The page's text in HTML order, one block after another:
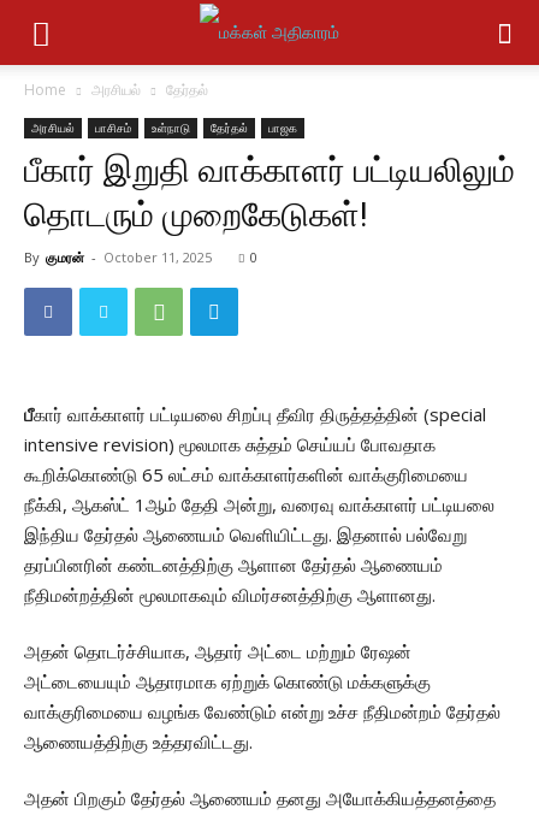
Home அரசியல் தேர்தல்
அரசியல் பாசிசம் உள்நாடு தேர்தல் பாஜக
பீகார் இறுதி வாக்காளர் பட்டியலிலும்
தொடரும் முறைகேடுகள்!
By குமரன் - October 11, 2025 0
பீகார் வாக்காளர் பட்டியலை சிறப்பு தீவிர திருத்தத்தின் (special
intensive revision) மூலமாக சுத்தம் செய்யப் போவதாக
கூறிக்கொண்டு 65 லட்சம் வாக்காளர்களின் வாக்குரிமையை
நீக்கி, ஆகஸ்ட் 1ஆம் தேதி அன்று, வரைவு வாக்காளர் பட்டியலை
இந்திய தேர்தல் ஆணையம் வெளியிட்டது. இதனால் பல்வேறு
தரப்பினரின் கண்டனத்திற்கு ஆளான தேர்தல் ஆணையம்
நீதிமன்றத்தின் மூலமாகவும் விமர்சனத்திற்கு ஆளானது.
அதன் தொடர்ச்சியாக, ஆதார் அட்டை மற்றும் ரேஷன்
அட்டையையும் ஆதாரமாக ஏற்றுக் கொண்டு மக்களுக்கு
வாக்குரிமையை வழங்க வேண்டும் என்று உச்ச நீதிமன்றம் தேர்தல்
ஆணையத்திற்கு உத்தரவிட்டது.
அதன் பிறகும் தேர்தல் ஆணையம் தனது அயோக்கியத்தனத்தை